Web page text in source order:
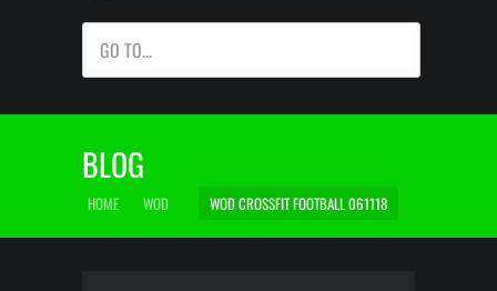
GO TO...
BLOG
HOME WOD WOD CROSSFIT FOOTBALL 061118